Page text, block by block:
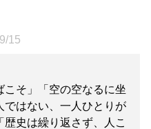
15
こそ」「空の空なるに坐
ではない、一人ひとりが
歴史は繰り返さず、人こ